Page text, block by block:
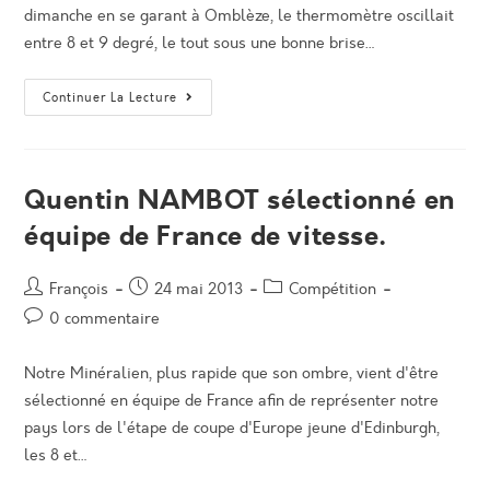
dimanche en se garant à Omblèze, le thermomètre oscillait
entre 8 et 9 degré, le tout sous une bonne brise…
Continuer La Lecture Sortie
Club
Mai
Bien
!!!
Quentin NAMBOT sélectionné en
équipe de France de vitesse.
Auteur/autrice
de
François
Post
published:
24 mai 2013
PostCompétition
Post0 commentaire
Notre Minéralien, plus rapide que son ombre, vient d'être
sélectionné en équipe de France afin de représenter notre
pays lors de l'étape de coupe d'Europe jeune d'Edinburgh,
les 8 et…